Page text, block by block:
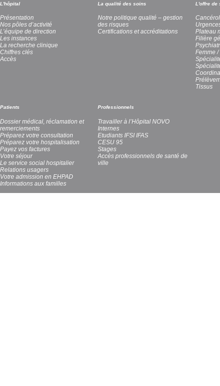
L'hôpital
Présentation
Nos pôles d’activité
L’équipe de direction
Les instances
La recherche clinique
Chiffres clés
Accès
La qualité des soins
Notre politique qualité – gestion
des risques
Certifications et accréditations
L'offre de
Plateau
Filière
Femme /
Tissus
Patients
Dossier médical, réclamation et
remerciements
Préparez votre consultation
Préparez votre hospitalisation
Payez vos factures
Votre séjour
Le service social hospitalier
Relations usagers
Votre admission en EHPAD
Informations aux familles
Professionnels
Travailler à l’Hôpital NOVO
Internes
Etudiants IFSI IFAS
CESU 95
Stages
Accès professionnels de santé de
ville